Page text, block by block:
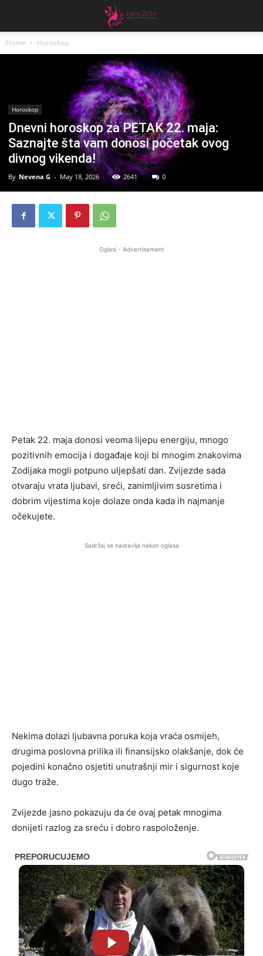
Home Horoskop
Horoskop
Dnevni horoskop za PETAK 22. maja:
Saznajte šta vam donosi početak ovog
divnog vikenda!
By Nevena G - May 18, 2026 2641 0
Oglasi - Advertisement
Petak 22. maja donosi veoma lijepu energiju, mnogo
pozitivnih emocija i događaje koji bi mnogim znakovima
Zodijaka mogli potpuno uljepšati dan. Zvijezde sada
otvaraju vrata ljubavi, sreći, zanimljivim susretima i
dobrim vijestima koje dolaze onda kada ih najmanje
očekujete.
Sadržaj se nastavlja nakon oglasa
Nekima dolazi ljubavna poruka koja vraća osmijeh,
drugima poslovna prilika ili finansijsko olakšanje, dok će
pojedini konačno osjetiti unutrašnji mir i sigurnost koje
dugo traže.
Zvijezde jasno pokazuju da će ovaj petak mnogima
donijeti razlog za sreću i dobro raspoloženje.